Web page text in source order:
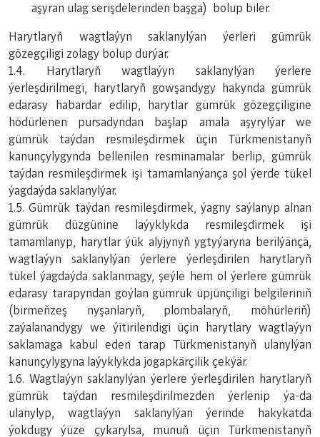
aşyran ulag serişdelerinden başga) bolup biler.
Harytlaryň wagtlaýyn saklanylýan ýerleri gümrük
gözegçiligi zolagy bolup durýar.
1.4. Harytlaryň wagtlaýyn saklanylýan ýerlere
ýerleşdirilmegi, harytlaryň gowşandygy hakynda gümrük
edarasy habardar edilip, harytlar gümrük gözegçiligine
hödürlenen pursadyndan başlap amala aşyrylýar we
gümrük taýdan resmileşdirmek üçin Türkmenistanyň
kanunçylygynda bellenilen resminamalar berlip, gümrük
taýdan resmileşdirmek işi tamamlanýança şol ýerde tükel
ýagdaýda saklanylýar.
1.5. Gümrük taýdan resmileşdirmek, ýagny saýlanyp alnan
gümrük düzgünine laýyklykda resmileşdirmek işi
tamamlanyp, harytlar ýük alyjynyň ygtyýaryna berilýänçä,
wagtlaýyn saklanylýan ýerlere ýerleşdirilen harytlaryň
tükel ýagdaýda saklanmagy, şeýle hem ol ýerlere gümrük
edarasy tarapyndan goýlan gümrük üpjünçiligi belgileriniň
(birmeňzeş nyşanlaryň, plombalaryň, möhürleriň)
zaýalanandygy we ýitirilendigi üçin harytlary wagtlaýyn
saklamaga kabul eden tarap Türkmenistanyň ulanylýan
kanunçylygyna laýyklykda jogapkärçilik çekýär.
1.6. Wagtlaýyn saklanylýan ýerlere ýerleşdirilen harytlaryň
gümrük taýdan resmileşdirilmezden ýerlenip ýa-da
ulanylyp, wagtlaýyn saklanylýan ýerinde hakykatda
ýokdugy ýüze çykarylsa, munuň üçin Türkmenistanyň